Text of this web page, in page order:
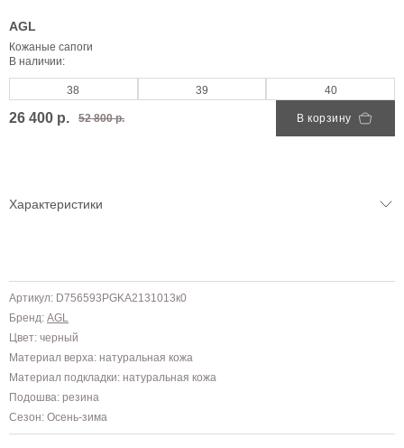
AGL
Кожаные сапоги
В наличии:
38 39 40
26 400 р. 52 800 р. В корзину
Характеристики
Артикул: D756593PGKA2131013к0
Бренд: AGL
Цвет: черный
Материал верха: натуральная кожа
Материал подкладки: натуральная кожа
Подошва: резина
Сезон: Осень-зима